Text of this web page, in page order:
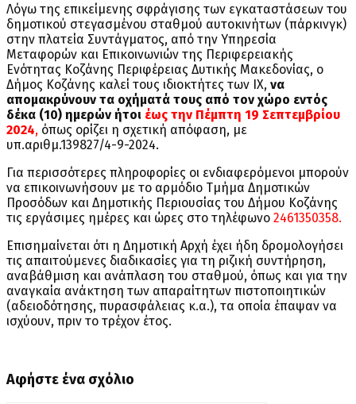
Λόγω της επικείμενης σφράγισης των εγκαταστάσεων του
δημοτικού στεγασμένου σταθμού αυτοκινήτων (πάρκινγκ)
στην πλατεία Συντάγματος, από την Υπηρεσία
Μεταφορών και Επικοινωνιών της Περιφερειακής
Ενότητας Κοζάνης Περιφέρειας Δυτικής Μακεδονίας, ο
Δήμος Κοζάνης καλεί τους ιδιοκτήτες των ΙΧ, να
απομακρύνουν τα οχήματά τους από τον χώρο εντός
δέκα (10) ημερών ήτοι έως την Πέμπτη 19 Σεπτεμβρίου
2024, όπως ορίζει η σχετική απόφαση, με
υπ.αριθμ.139827/4-9-2024.
Για περισσότερες πληροφορίες οι ενδιαφερόμενοι μπορούν
να επικοινωνήσουν με το αρμόδιο Τμήμα Δημοτικών
Προσόδων και Δημοτικής Περιουσίας του Δήμου Κοζάνης
τις εργάσιμες ημέρες και ώρες στο τηλέφωνο 2461350358.
Επισημαίνεται ότι η Δημοτική Αρχή έχει ήδη δρομολογήσει
τις απαιτούμενες διαδικασίες για τη ριζική συντήρηση,
αναβάθμιση και ανάπλαση του σταθμού, όπως και για την
αναγκαία ανάκτηση των απαραίτητων πιστοποιητικών
(αδειοδότησης, πυρασφάλειας κ.α.), τα οποία έπαψαν να
ισχύουν, πριν το τρέχον έτος.
Αφήστε ένα σχόλιο